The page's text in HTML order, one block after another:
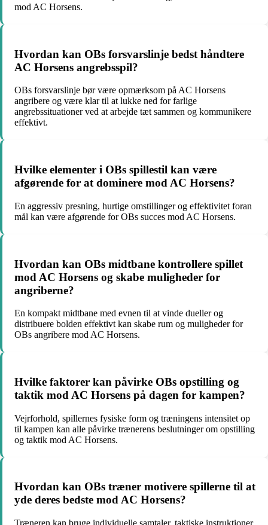
mod AC Horsens.
Hvordan kan OBs forsvarslinje bedst håndtere
AC Horsens angrebsspil?
OBs forsvarslinje bør være opmærksom på AC Horsens
angribere og være klar til at lukke ned for farlige
angrebssituationer ved at arbejde tæt sammen og kommunikere
effektivt.
Hvilke elementer i OBs spillestil kan være
afgørende for at dominere mod AC Horsens?
En aggressiv presning, hurtige omstillinger og effektivitet foran
mål kan være afgørende for OBs succes mod AC Horsens.
Hvordan kan OBs midtbane kontrollere spillet
mod AC Horsens og skabe muligheder for
angriberne?
En kompakt midtbane med evnen til at vinde dueller og
distribuere bolden effektivt kan skabe rum og muligheder for
OBs angribere mod AC Horsens.
Hvilke faktorer kan påvirke OBs opstilling og
taktik mod AC Horsens på dagen for kampen?
Vejrforhold, spillernes fysiske form og træningens intensitet op
til kampen kan alle påvirke trænerens beslutninger om opstilling
og taktik mod AC Horsens.
Hvordan kan OBs træner motivere spillerne til at
yde deres bedste mod AC Horsens?
Træneren kan bruge individuelle samtaler, taktiske instruktioner